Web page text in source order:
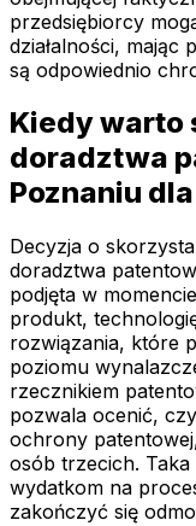
przedsiębiorcy
działalności, mając
są odpowiednio
Kiedy warto
doradztwa
Poznaniu
Decyzja o
doradztwa
podjęta w
produkt,
rozwiązania, które
poziomu
rzecznikiem
pozwala ocenić,
ochrony
osób trzecich.
wydatkom na
zakończyć się